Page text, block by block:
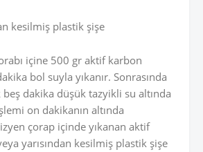
kesilmiş plastik şişe
içine 500 gr aktif karbon
bol suyla yıkanır. Sonrasında
beş dakika düşük tazyikli su altında
on dakikanın altında
çorap içinde yıkanan aktif
yarısından kesilmiş plastik şişe